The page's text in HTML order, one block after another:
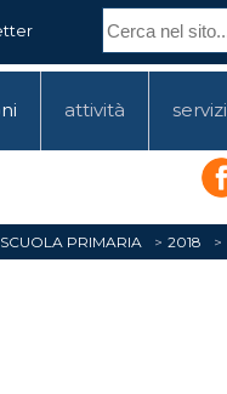
attività servizi
SCUOLA PRIMARIA 2018